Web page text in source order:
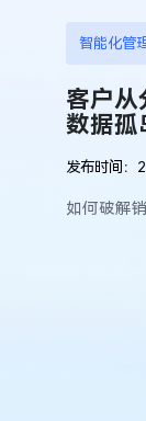
智能化管
客户从
数据孤
发布时间
如何破解